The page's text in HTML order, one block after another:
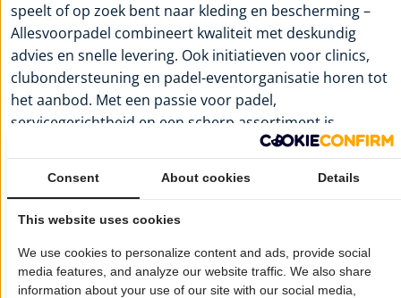
speelt of op zoek bent naar kleding en bescherming –
Allesvoorpadel combineert kwaliteit met deskundig
advies en snelle levering. Ook initiatieven voor clinics,
clubondersteuning en padel-eventorganisatie horen tot
het aanbod. Met een passie voor padel,
servicegerichtheid en een scherp assortiment is
Allesvoorpadel een vertrouwde partner voor elke
Pagina delen op:
Consent About cookies Details
This website uses cookies
We use cookies to personalize content and ads, provide social
media features, and analyze our website traffic. We also share
information about your use of our site with our social media,